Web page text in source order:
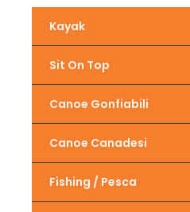
Kayak
Sit On Top
Canoe Gonfiabili
Canoe Canadesi
Fishing / Pesca